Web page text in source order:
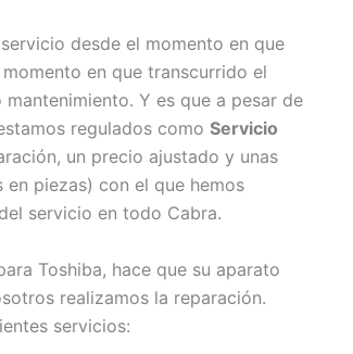
desde el momento en que
en que transcurrido el
Y es que a pesar de
regulados como Servicio
un precio ajustado y unas
piezas) con el que hemos
servicio en todo Cabra.
Toshiba, hace que su aparato
realizamos la reparación.
servicios: